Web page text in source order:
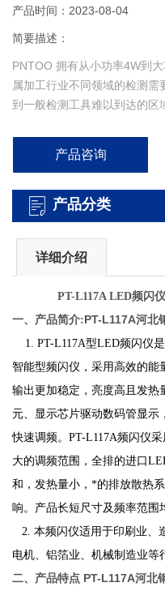
产品时间：2023-08-04
简要描述：
PNTOO 拥有从小功率4W到
属加工行业不同领域的检测
到一般检测工具难以到达的区
产品咨询
产品分类
详细介绍
PT-L117A LED频闪
一、产品简介:PT-L117A河北
1. PT-L117A型LED频闪仪
智能型频闪仪，采用高效的能
输出更加稳定，亮度高且发热
元、显示芯片驱动数码管显示
快速调频。PT-L117A频闪仪
大的调频范围，全排的进口
和，发热量小，*的排放散热
响。产品长短尺寸及频率范围
2. 本频闪仪适用于印刷业、
电机、铝箔业、机械制造业等
二、产品特点 PT-L117A河北